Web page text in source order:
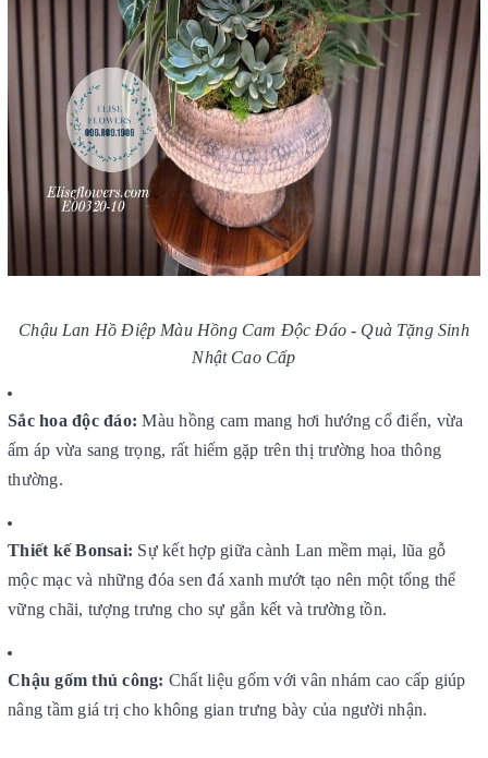
Chậu Lan Hồ Điệp Màu Hồng Cam Độc Đáo - Quà Tặng Sinh
Nhật Cao Cấp
Sắc hoa độc đáo: Màu hồng cam mang hơi hướng cổ điển, vừa
ấm áp vừa sang trọng, rất hiếm gặp trên thị trường hoa thông
thường.
Thiết kế Bonsai: Sự kết hợp giữa cành Lan mềm mại, lũa gỗ
mộc mạc và những đóa sen đá xanh mướt tạo nên một tổng thể
vững chãi, tượng trưng cho sự gắn kết và trường tồn.
Chậu gốm thủ công: Chất liệu gốm với vân nhám cao cấp giúp
nâng tầm giá trị cho không gian trưng bày của người nhận.